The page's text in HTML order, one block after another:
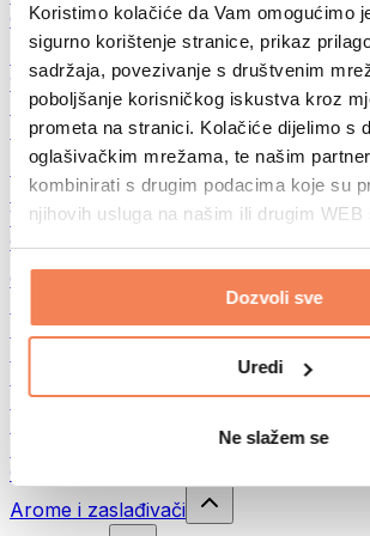
Koristimo kolačiće da Vam omogućimo
sigurno korištenje stranice, prikaz
sadržaja, povezivanje s društvenim
poboljšanje korisničkog iskustva kroz
prometa na stranici. Kolačiće dijelimo s
oglašivačkim mrežama, te našim
kombinirati s drugim podacima koje su
njihovih usluga na našim ili drugim WEB
Dozvoli sve
Uredi
Ne slažem se
Ostala fitnes jela
Puteri od orašastih plodova
100% namazi od orašastih plodova
Slatki namazi od orašastih plodova
Proteinski namazi od orašastih plodova
Superhrana
Zelena superhrana
Vlakna
Ostala superhrana
Grickalice
Suvo meso
Proteinski čips
Ostale grickalice
Arome i zaslađivači